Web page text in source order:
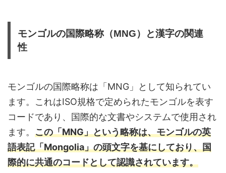
モンゴルの国際略称（MNG）と漢字の関連
性
モンゴルの国際略称は「MNG」として知られてい
ます。これはISO規格で定められたモンゴルを表す
コードであり、国際的な文書やシステムで使用され
ます。 この「MNG」という略称は、モンゴルの英
語表記「Mongolia」の頭文字を基にしており、国
際的に共通のコードとして認識されています。